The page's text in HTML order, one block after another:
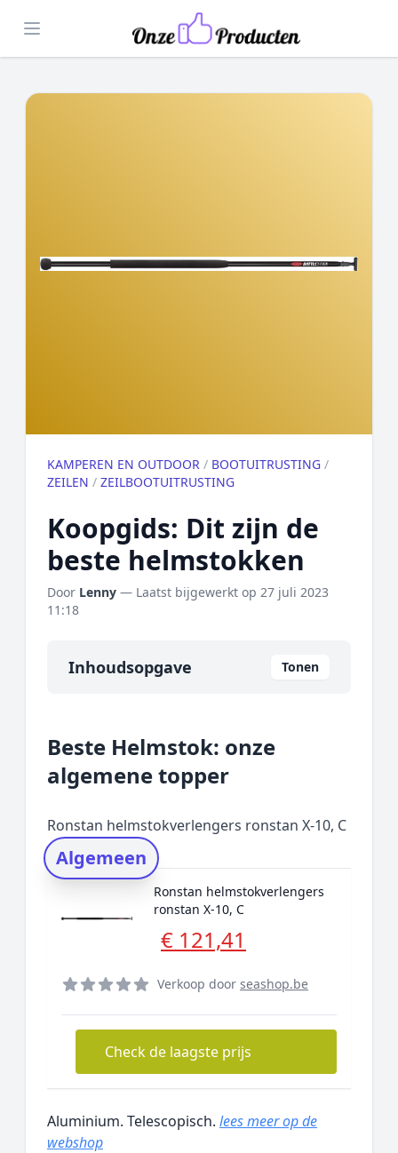
Open menu
KAMPEREN EN OUTDOOR / BOOTUITRUSTING /
ZEILEN / ZEILBOOTUITRUSTING
Koopgids: Dit zijn de
beste helmstokken
Door Lenny — Laatst bijgewerkt op 27 juli 2023
11:18
Inhoudsopgave Tonen
Onze algemene topper
Prijs topper
Rating topper
Onderzoeksmethode
Alternatieven
Prijsniveaus
Beste Helmstok: onze
algemene topper
Ronstan helmstokverlengers ronstan X-10, C
Algemeen
Ronstan helmstokverlengers
ronstan X-10, C
€ 121,41
Verkoop door seashop.be
Check de laagste prijs
Aluminium. Telescopisch. lees meer op de
webshop